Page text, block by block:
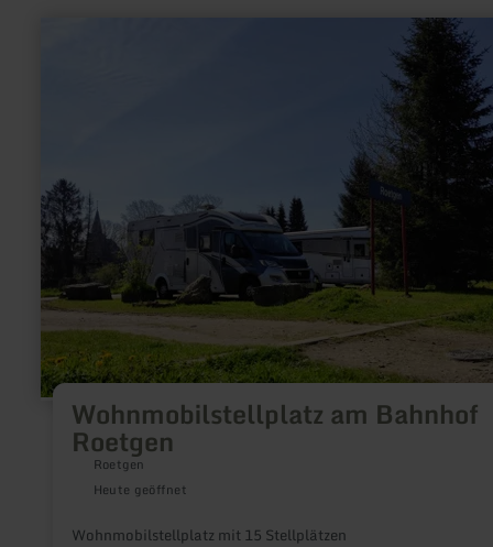
Wohnmobilstellplatz am Bahnhof
Roetgen
Roetgen
Heute geöffnet
Wohnmobilstellplatz mit 15 Stellplätzen